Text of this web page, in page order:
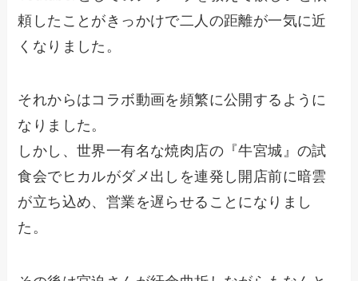
頼したことがきっかけで二人の距離が一気に近
くなりました。
それからはコラボ動画を頻繁に公開するように
なりました。
しかし、世界一有名な焼肉店の『牛宮城』の試
食会でヒカルがダメ出しを連発し開店前に暗雲
が立ち込め、営業を遅らせることになりまし
た。